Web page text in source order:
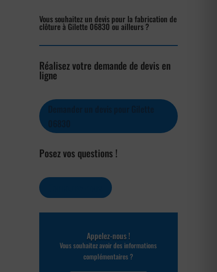
Vous souhaitez un devis pour la fabrication de
clôture à Gilette 06830 ou ailleurs ?
Réalisez votre demande de devis en
ligne
Posez vos questions !
Appelez-nous !
Vous souhaitez avoir des informations
complémentaires ?